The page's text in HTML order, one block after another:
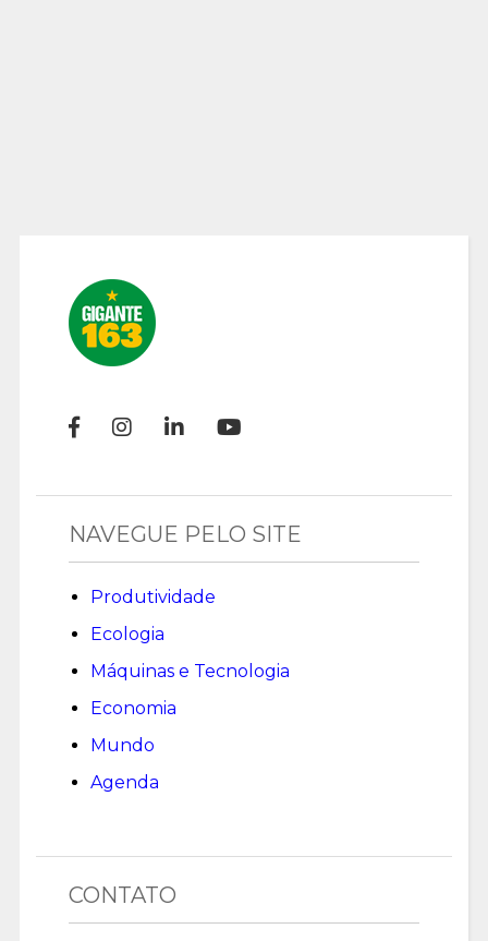
NAVEGUE PELO SITE
Produtividade
Ecologia
Máquinas e Tecnologia
Economia
Mundo
Agenda
CONTATO